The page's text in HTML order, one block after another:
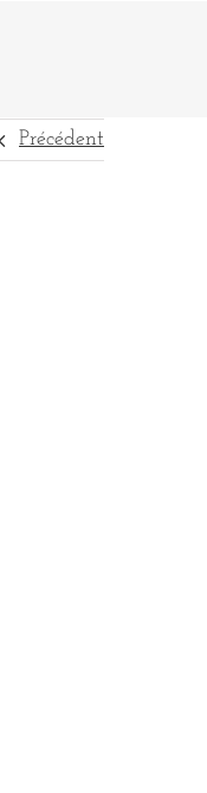
Précédent